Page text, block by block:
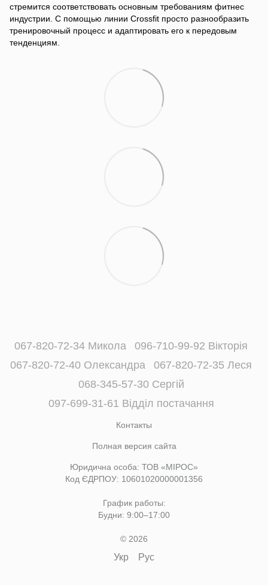
стремится соответствовать основным требованиям фитнес
индустрии. С помощью линии Crossfit просто разнообразить
тренировочный процесс и адаптировать его к передовым
тенденциям.
067-820-72-34 Микола
096-710-99-92 Вікторія
067-820-72-40 Олександра
067-820-72-35 Леся
068-345-57-30 Сергій
097-699-31-61 Відділ постачання
Контакты
Полная версия сайта
Юридична особа: ТОВ «МІРОС»
Код ЄДРПОУ: 10601020000001356
График работы:
Будни: 9:00–17:00
© 2026
Укр Рус